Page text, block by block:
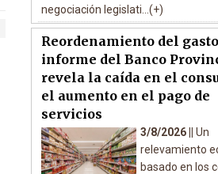
negociación legislati...(+)
Reordenamiento del
informe del Banco
revela la caída en el
el aumento en el pago de
servicios
3/8/2026 || Un
relevamiento
basado en los